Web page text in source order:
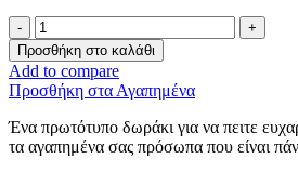
Στολίδι
για
την
Νονά
-
Merry
Christmas-
ποσότητα
Προσθήκη στο καλάθι
Add to compare
Προσθήκη στα Αγαπημένα
Ένα πρωτότυπο δωράκι για να πειτε
τα αγαπημένα σας πρόσωπα που είναι